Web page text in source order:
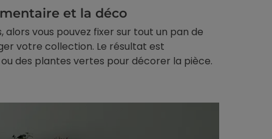
et la déco
alors vous pouvez fixer sur tout un pan de
votre collection. Le résultat est
des plantes vertes pour décorer la pièce.